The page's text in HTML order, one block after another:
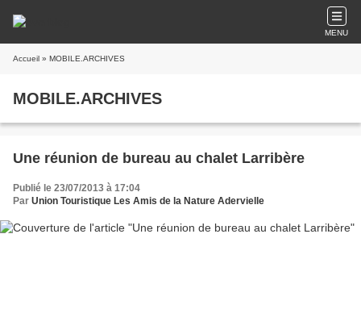
MENU
Accueil » MOBILE.ARCHIVES
MOBILE.ARCHIVES
Une réunion de bureau au chalet Larribère
Publié le 23/07/2013 à 17:04
Par Union Touristique Les Amis de la Nature Adervielle